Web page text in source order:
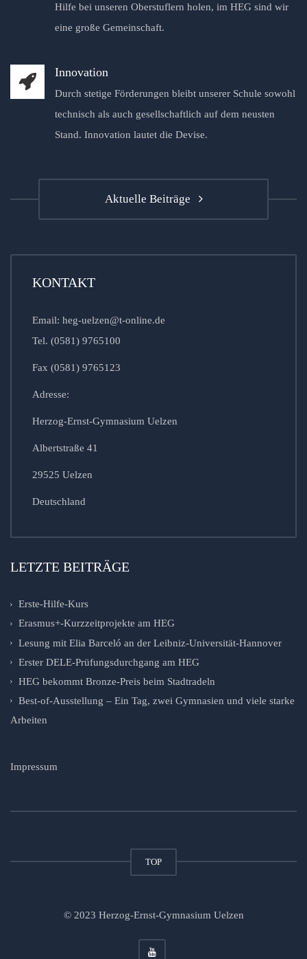
Hilfe bei unseren Oberstuflern holen, im HEG sind wir
eine große Gemeinschaft.
Innovation
Durch stetige Förderungen bleibt unserer Schule sowohl
technisch als auch gesellschaftlich auf dem neusten
Stand. Innovation lautet die Devise.
Aktuelle Beiträge
KONTAKT
Email: heg-uelzen@t-online.de
Tel. (0581) 9765100
Fax (0581) 9765123
Adresse:
Herzog-Ernst-Gymnasium Uelzen
Albertstraße 41
29525 Uelzen
Deutschland
LETZTE BEITRÄGE
Erste-Hilfe-Kurs
Erasmus+-Kurzzeitprojekte am HEG
Lesung mit Elia Barceló an der Leibniz-Universität-Hannover
Erster DELE-Prüfungsdurchgang am HEG
HEG bekommt Bronze-Preis beim Stadtradeln
Best-of-Ausstellung – Ein Tag, zwei Gymnasien und viele starke
Arbeiten
Impressum
TOP
© 2023 Herzog-Ernst-Gymnasium Uelzen